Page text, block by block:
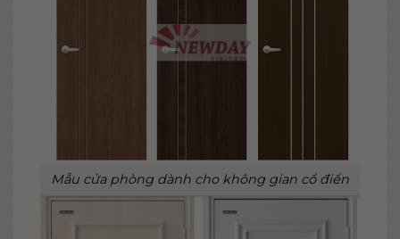
Mẫu cửa phòng dành cho không gian cổ điển